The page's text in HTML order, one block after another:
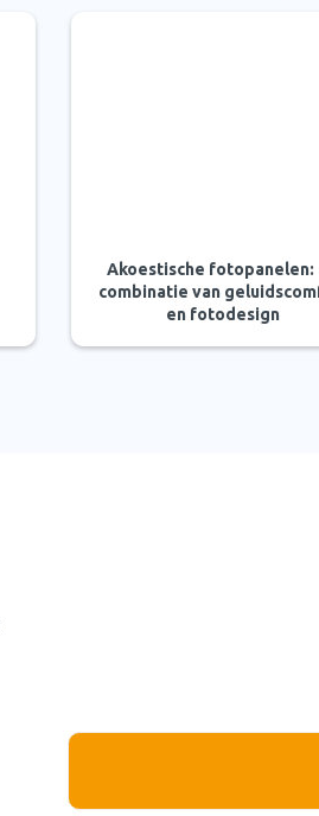
Akoestische fotopanelen:
combinatie van
en fotodesign